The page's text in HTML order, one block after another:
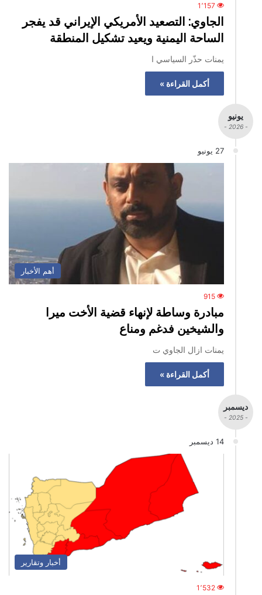
1٬157
الجاوي: التصعيد الأمريكي الإيراني قد يفجر
الساحة اليمنية ويعيد تشكيل المنطقة
يمنات حذّر السياسي ا
أكمل القراءة »
يونيو
- 2026 -
27 يونيو
أهم الأخبار
915
‏مبادرة وساطة لإنهاء قضية الأخت ميرا
والشيخين فدغم ومناع
يمنات ازال الجاوي ‏ت
أكمل القراءة »
ديسمبر
- 2025 -
14 ديسمبر
أخبار وتقارير
1٬532